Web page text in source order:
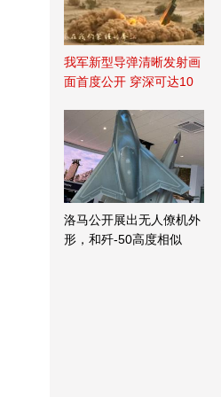
我军新型导弹清晰发射画
面首度公开 穿深可达10
洛马公开展出无人僚机外
形，和歼-50高度相似